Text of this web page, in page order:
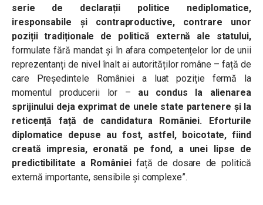
serie de declarații politice nediplomatice,
iresponsabile și contraproductive, contrare unor
poziții tradiționale de politică externă ale statului,
formulate fără mandat și în afara competențelor lor de unii
reprezentanți de nivel înalt ai autorităților române – față de
care Președintele României a luat poziție fermă la
momentul producerii lor – au condus la alienarea
sprijinului deja exprimat de unele state partenere și la
reticență față de candidatura României.
Eforturile
diplomatice depuse au fost, astfel, boicotate, fiind
creată impresia, eronată pe fond, a unei lipse de
predictibilitate a Românieifață de dosare de politică
externă importante, sensibile și complexe”.